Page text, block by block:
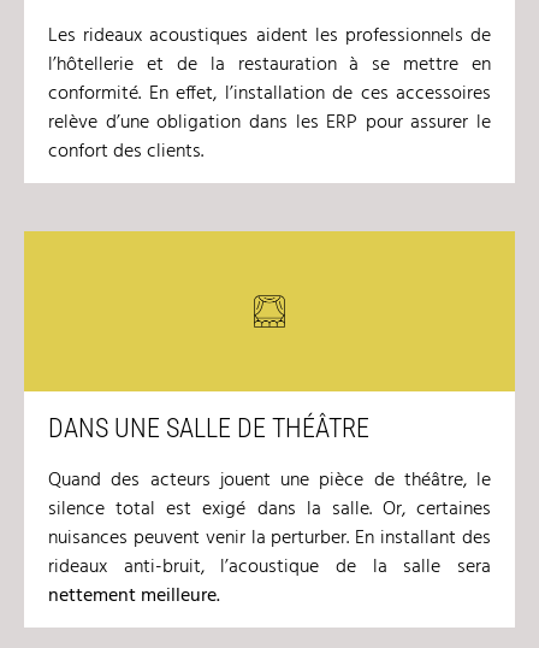
Les rideaux acoustiques aident les professionnels de
l’hôtellerie et de la restauration à se mettre en
conformité. En effet, l’installation de ces accessoires
relève d’une obligation dans les ERP pour assurer le
confort des clients.
DANS UNE SALLE DE THÉÂTRE
Quand des acteurs jouent une pièce de théâtre, le
silence total est exigé dans la salle. Or, certaines
nuisances peuvent venir la perturber. En installant des
rideaux anti-bruit, l’acoustique de la salle sera
nettement meilleure.